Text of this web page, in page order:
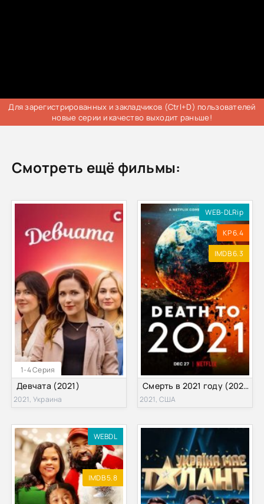
Для зарегистрированных и закладчиков (Ctrl+D) пользователей
новые серии и качество выходит раньше!
Смотреть ещё фильмы:
1-4 Серия
Девчата (2021)
2021, Украина
WEB-DLRip
KP 6.4
IMDB 6.3
Смерть в 2021 году (2021)
2021, США
WEBDL
IMDB 5.8